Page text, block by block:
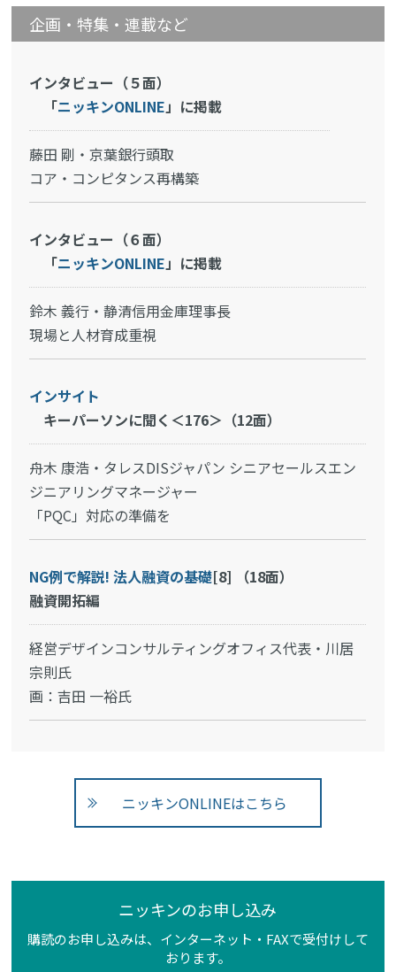
企画・特集・連載など
インタビュー（５面）
「ニッキンONLINE」に掲載
藤田 剛・京葉銀行頭取
コア・コンピタンス再構築
インタビュー（６面）
「ニッキンONLINE」に掲載
鈴木 義行・静清信用金庫理事長
現場と人材育成重視
インサイト
キーパーソンに聞く＜176＞（12面）
舟木 康浩・タレスDISジャパン シニアセールスエン
ジニアリングマネージャー
「PQC」対応の準備を
NG例で解説! 法人融資の基礎[8] （18面）
融資開拓編
経営デザインコンサルティングオフィス代表・川居
宗則氏
画：吉田 一裕氏
ニッキンONLINEはこちら
ニッキンのお申し込み
購読のお申し込みは、インターネット・FAXで受付けして
おります。